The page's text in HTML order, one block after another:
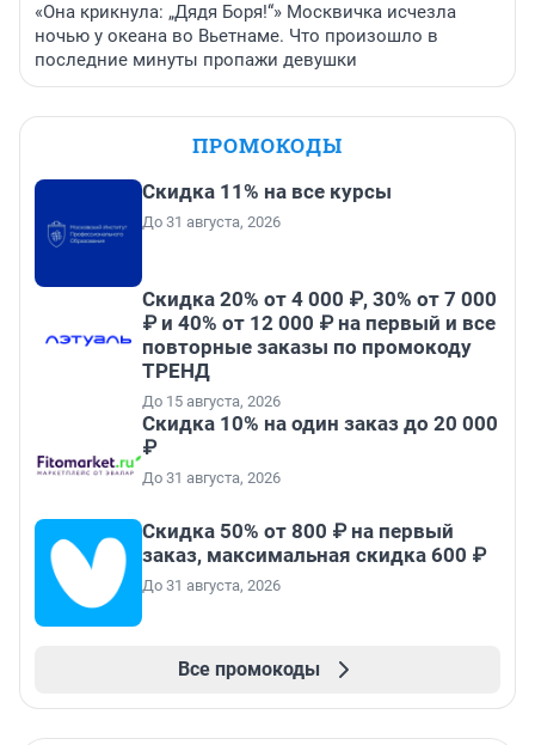
«Она крикнула: „Дядя Боря!“» Москвичка исчезла
ночью у океана во Вьетнаме. Что произошло в
последние минуты пропажи девушки
ПРОМОКОДЫ
Скидка 11% на все курсы
До 31 августа, 2026
Скидка 20% от 4 000 ₽, 30% от 7 000
₽ и 40% от 12 000 ₽ на первый и все
повторные заказы по промокоду
ТРЕНД
До 15 августа, 2026
Скидка 10% на один заказ до 20 000
₽
До 31 августа, 2026
Скидка 50% от 800 ₽ на первый
заказ, максимальная скидка 600 ₽
До 31 августа, 2026
Все промокоды